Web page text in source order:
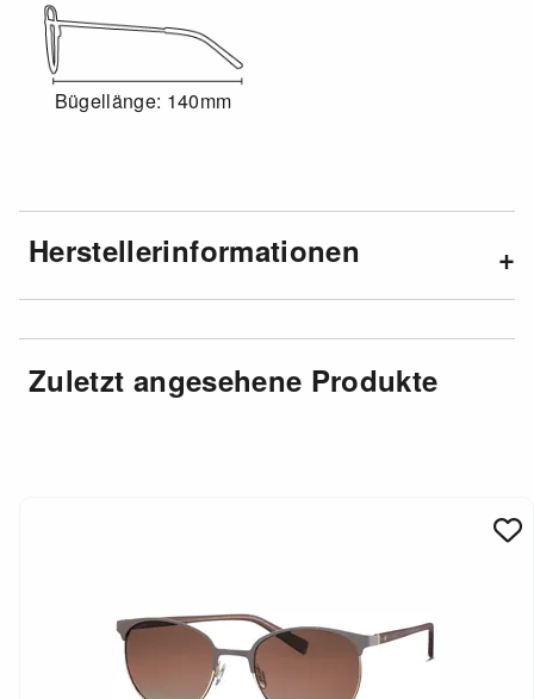
Bügellänge: 140mm
Herstellerinformationen
Zuletzt angesehene Produkte